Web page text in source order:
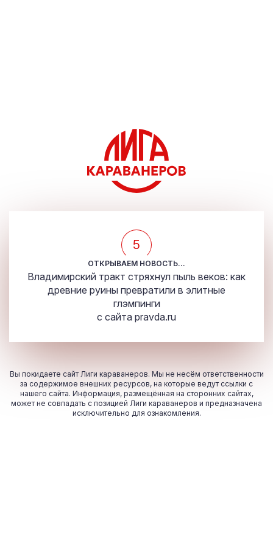
5
ОТКРЫВАЕМ НОВОСТЬ...
Владимирский тракт стряхнул пыль веков: как
древние руины превратили в элитные
глэмпинги
с сайта pravda.ru
Вы покидаете сайт Лиги караванеров. Мы не несём ответственности
за содержимое внешних ресурсов, на которые ведут ссылки с
нашего сайта. Информация, размещённая на сторонних сайтах,
может не совпадать с позицией Лиги караванеров и предназначена
исключительно для ознакомления.